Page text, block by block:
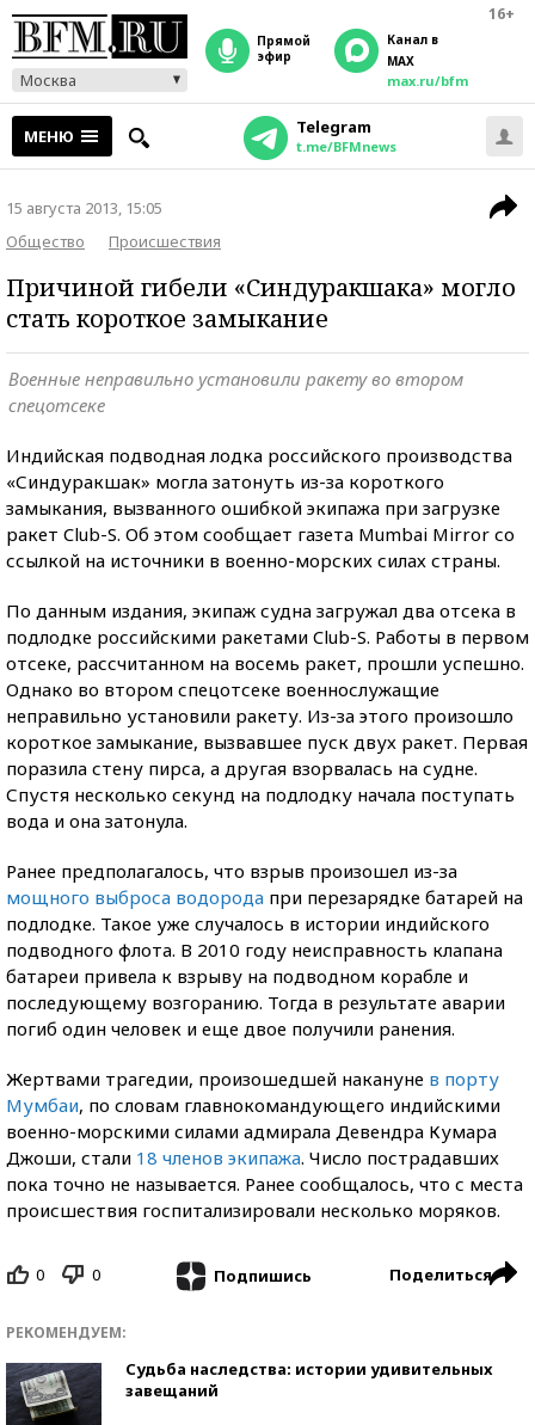
16+
Москва
прямой
эфир
Канал в
MAX
max.ru/bfm
МЕНЮ Telegram
t.me/BFMnews
15 августа 2013, 15:05
Общество
Происшествия
Причиной гибели «Синдуракшака» могло
стать короткое замыкание
Военные неправильно установили ракету во втором
спецотсеке
Индийская подводная лодка российского производства
«Синдуракшак» могла затонуть из-за короткого
замыкания, вызванного ошибкой экипажа при загрузке
ракет Club-S. Об этом сообщает газета Mumbai Mirror со
ссылкой на источники в военно-морских силах страны.
По данным издания, экипаж судна загружал два отсека в
подлодке российскими ракетами Club-S. Работы в первом
отсеке, рассчитанном на восемь ракет, прошли успешно.
Однако во втором спецотсеке военнослужащие
неправильно установили ракету. Из-за этого произошло
короткое замыкание, вызвавшее пуск двух ракет. Первая
поразила стену пирса, а другая взорвалась на судне.
Спустя несколько секунд на подлодку начала поступать
вода и она затонула.
Ранее предполагалось, что взрыв произошел из-за
мощного выброса водорода при перезарядке батарей на
подлодке. Такое уже случалось в истории индийского
подводного флота. В 2010 году неисправность клапана
батареи привела к взрыву на подводном корабле и
последующему возгоранию. Тогда в результате аварии
погиб один человек и еще двое получили ранения.
Жертвами трагедии, произошедшей накануне в порту
Мумбаи, по словам главнокомандующего индийскими
военно-морскими силами адмирала Девендра Кумара
Джоши, стали 18 членов экипажа. Число пострадавших
пока точно не называется. Ранее сообщалось, что с места
происшествия госпитализировали несколько моряков.
0 0 Подпишись Поделиться
РЕКОМЕНДУЕМ:
Судьба наследства: истории удивительных
завещаний